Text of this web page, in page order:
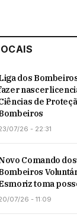
dos
nascer
de
07/26 - 22:31
Comando dos
toma
07/26 - 11:09